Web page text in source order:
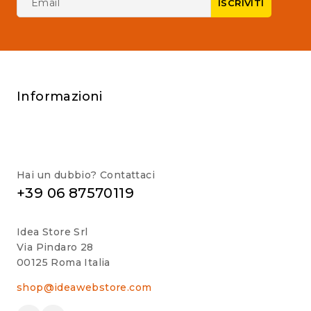
Informazioni
Hai un dubbio? Contattaci
+39 06 87570119
Idea Store Srl
Via Pindaro 28
00125 Roma Italia
shop@ideawebstore.com